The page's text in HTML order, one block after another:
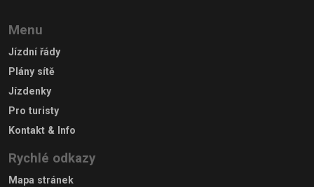
Menu
Jízdní řády
Plány sítě
Jízdenky
Pro turisty
Kontakt & Info
Rychlé odkazy
Mapa stránek